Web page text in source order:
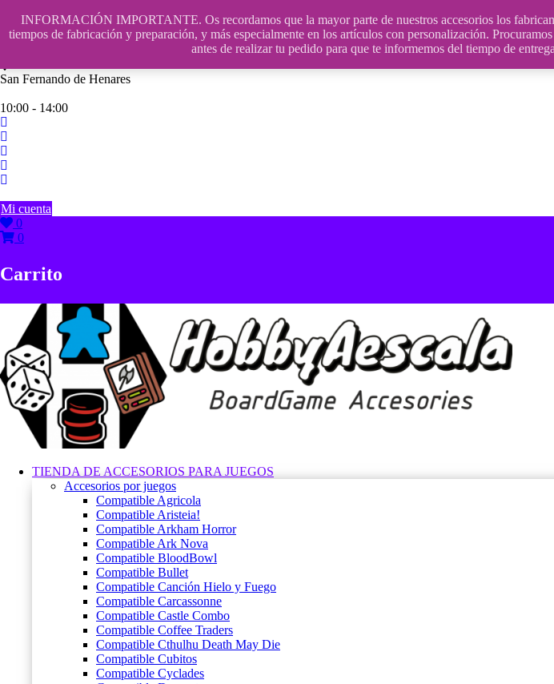
INFORMACIÓN IMPORTANTE. Os recordamos que la mayor parte de nuestros accesorios los
tiempos de fabricación y preparación, y más especialmente en los artículos con personalización.
antes de realizar tu pedido para que te informemos del tiempo de
contenido
609241475 SOLO DE 10:00 a 14:00
San Fernando de Henares
10:00 - 14:00
Mi cuenta
0
0
Carrito
TIENDA DE ACCESORIOS PARA JUEGOS
Accesorios por juegos
Compatible Agricola
Compatible Aristeia!
Compatible Arkham Horror
Compatible Ark Nova
Compatible BloodBowl
Compatible Bullet
Compatible Canción Hielo y Fuego
Compatible Carcassonne
Compatible Castle Combo
Compatible Coffee Traders
Compatible Cthulhu Death May Die
Compatible Cubitos
Compatible Cyclades